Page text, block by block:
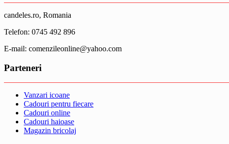
candeles.ro, Romania
Telefon: 0745 492 896
E-mail: comenzileonline@yahoo.com
Parteneri
Vanzari icoane
Cadouri pentru fiecare
Cadouri online
Cadouri haioase
Magazin bricolaj